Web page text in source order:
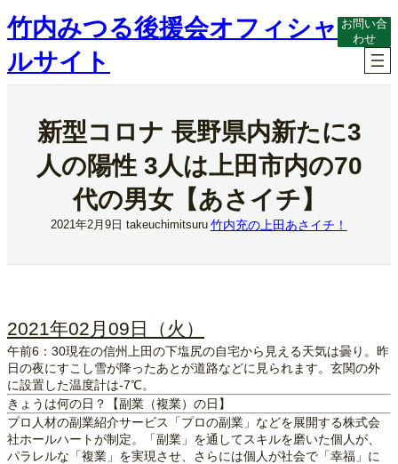
内
容
ス
キ
竹内みつる後援会オフィシャ
ルサイト
お問い合
わせ
新型コロナ 長野県内新たに3
人の陽性 3人は上田市内の70
代の男女【あさイチ】
2021年2月9日 takeuchimitsuru 竹内充の上田あさイチ！
2021年02月09日（火）
午前6：30現在の信州上田の下塩尻の自宅から見える天気は曇り。昨
日の夜にすこし雪が降ったあとが道路などに見られます。玄関の外
に設置した温度計は‐7℃。
きょうは何の日？【副業（複業）の日】
プロ人材の副業紹介サービス「プロの副業」などを展開する株式会
社ホールハートが制定。「副業」を通してスキルを磨いた個人が、
パラレルな「複業」を実現させ、さらには個人が社会で「幸福」に